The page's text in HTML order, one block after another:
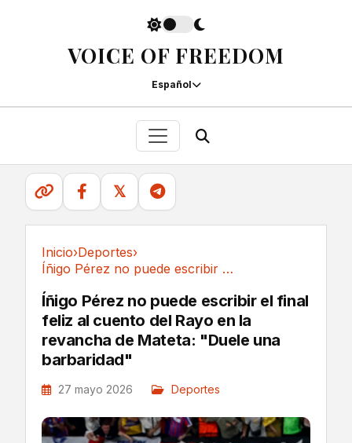
VOICE OF FREEDOM
Español
𝕏
Inicio›Deportes›
Íñigo Pérez no puede escribir el final feliz...
Íñigo Pérez no puede escribir el final
feliz al cuento del Rayo en la
revancha de Mateta: "Duele una
barbaridad"
27 mayo 2026 Deportes